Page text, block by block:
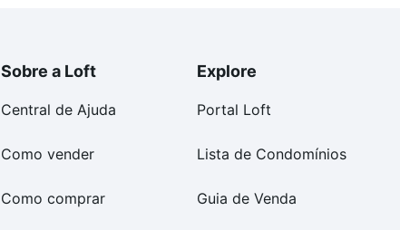
Sobre a Loft
Central de Ajuda
Como vender
Como comprar
Explore
Portal Loft
Lista de Condomínios
Guia de Venda